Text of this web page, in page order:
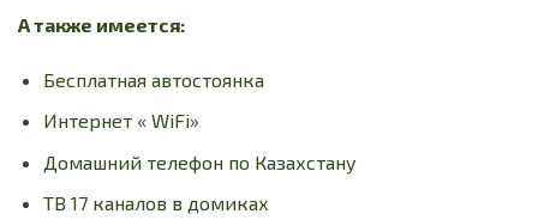
А также имеется:
Бесплатная автостоянка
Интернет « WiFi»
Домашний телефон по Казахстану
ТВ 17 каналов в домиках